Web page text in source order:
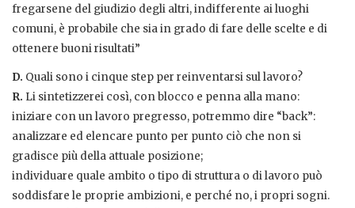
fregarsene del giudizio degli altri, indifferente ai luoghi
comuni, è probabile che sia in grado di fare delle scelte e di
ottenere buoni risultati”
D. Quali sono i cinque step per reinventarsi sul lavoro?
R. Li sintetizzerei così, con blocco e penna alla mano:
iniziare con un lavoro pregresso, potremmo dire “back”:
analizzare ed elencare punto per punto ciò che non si
gradisce più della attuale posizione;
individuare quale ambito o tipo di struttura o di lavoro può
soddisfare le proprie ambizioni, e perché no, i propri sogni.